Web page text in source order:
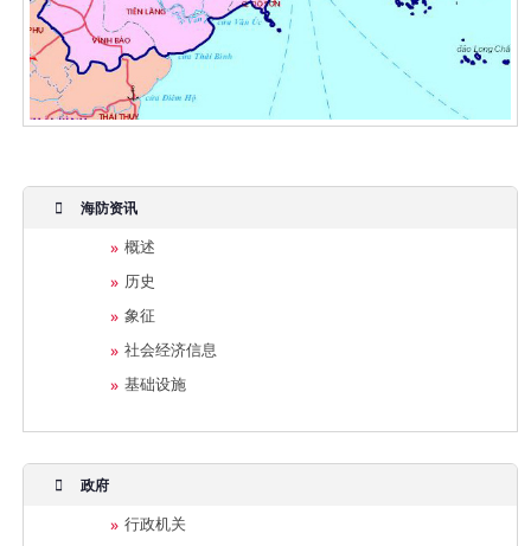
海防资讯
概述
历史
象征
社会经济信息
基础设施
政府
行政机关